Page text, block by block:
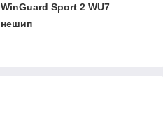
WinGuard Sport 2 WU7
нешип